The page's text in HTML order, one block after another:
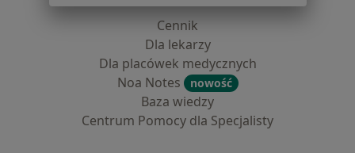
Cennik
Dla lekarzy
Dla placówek medycznych
Noa Notes
nowość
Baza wiedzy
Centrum Pomocy dla Specjalisty